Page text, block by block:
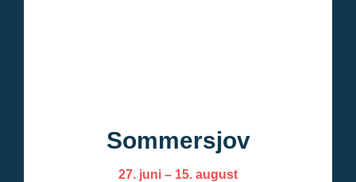
Sommersjov
27. juni – 15. august